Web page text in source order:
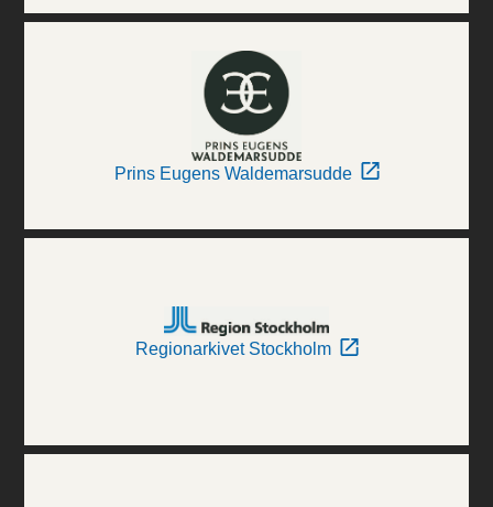
Prins Eugens Waldemarsudde
Regionarkivet Stockholm